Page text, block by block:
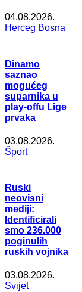
04.08.2026.
Herceg Bosna
Dinamo
saznao
mogućeg
suparnika u
play-offu Lige
prvaka
03.08.2026.
Šport
Ruski
neovisni
mediji:
Identificirali
smo 236.000
poginulih
ruskih vojnika
03.08.2026.
Svijet